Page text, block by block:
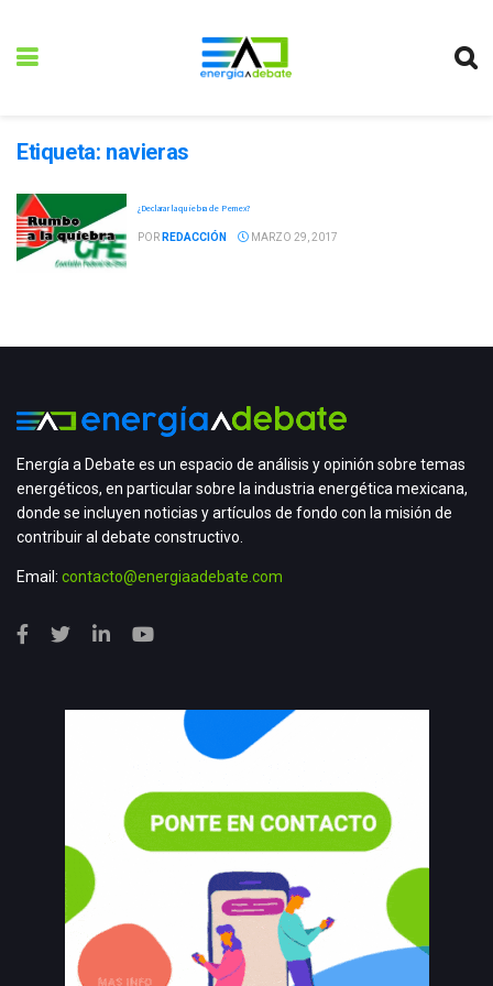
Etiqueta: navieras
¿Declarar la quiebra de Pemex?
POR REDACCIÓN MARZO 29, 2017
Energía a Debate es un espacio de análisis y opinión sobre temas
energéticos, en particular sobre la industria energética mexicana,
donde se incluyen noticias y artículos de fondo con la misión de
contribuir al debate constructivo.
Email: contacto@energiaadebate.com